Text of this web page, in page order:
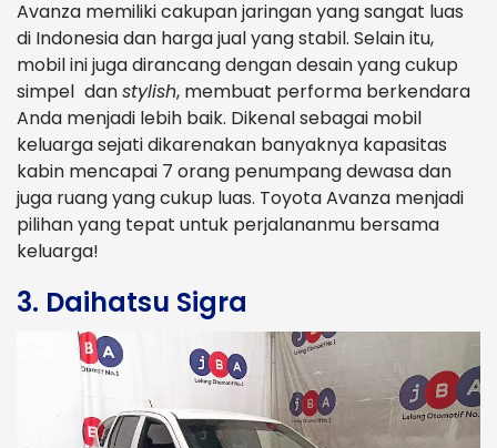
Avanza memiliki cakupan jaringan yang sangat luas
di Indonesia dan harga jual yang stabil. Selain itu,
mobil ini juga dirancang dengan desain yang cukup
simpel danstylish, membuat performa berkendara
Anda menjadi lebih baik. Dikenal sebagai mobil
keluarga sejati dikarenakan banyaknya kapasitas
kabin mencapai 7 orang penumpang dewasa dan
juga ruang yang cukup luas. Toyota Avanza menjadi
pilihan yang tepat untuk perjalananmu bersama
keluarga!
3. Daihatsu Sigra